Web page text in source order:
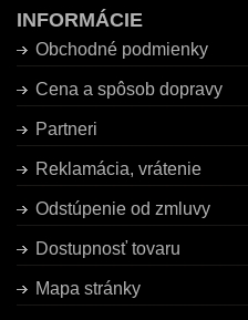
INFORMÁCIE
Obchodné podmienky
Cena a spôsob dopravy
Partneri
Reklamácia, vrátenie
Odstúpenie od zmluvy
Dostupnosť tovaru
Mapa stránky